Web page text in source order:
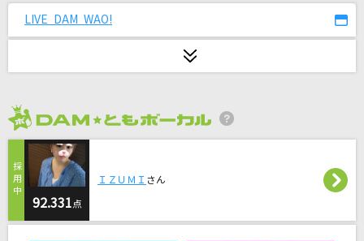
YOASOBI
Gero
夜明けの街でサヨナラを
[生音]前前前世 (movie ver.)
RADWIMPS
LIVE DAM WAO!
92.331 点
ＩＺＵＭＩ さん